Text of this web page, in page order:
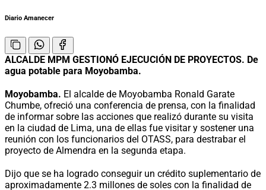
Diario Amanecer
ALCALDE MPM GESTIONÓ EJECUCIÓN DE PROYECTOS. De
agua potable para Moyobamba.
Moyobamba. El alcalde de Moyobamba Ronald Garate
Chumbe, ofreció una conferencia de prensa, con la finalidad
de informar sobre las acciones que realizó durante su visita
en la ciudad de Lima, una de ellas fue visitar y sostener una
reunión con los funcionarios del OTASS, para destrabar el
proyecto de Almendra en la segunda etapa.
Dijo que se ha logrado conseguir un crédito suplementario de
aproximadamente 2.3 millones de soles con la finalidad de